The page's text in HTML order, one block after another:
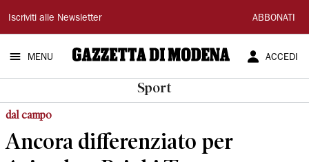
Gazzetta
di
Modena
Iscriviti alle Newsletter ABBONATI
MENU ACCEDI
Sport
dal campo
Ancora differenziato per